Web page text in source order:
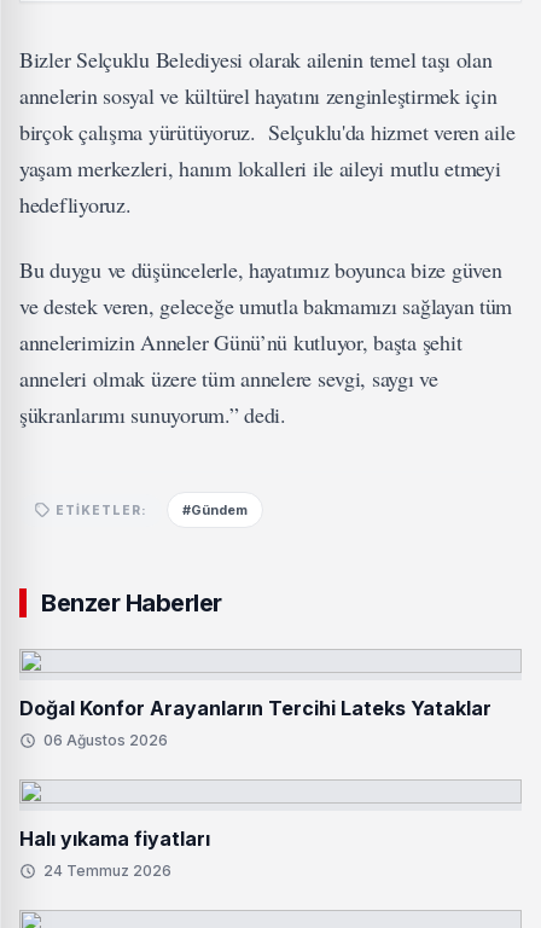
Bizler Selçuklu Belediyesi olarak ailenin temel taşı olan
annelerin sosyal ve kültürel hayatını zenginleştirmek için
birçok çalışma yürütüyoruz. Selçuklu'da hizmet veren aile
yaşam merkezleri, hanım lokalleri ile aileyi mutlu etmeyi
hedefliyoruz.
Bu duygu ve düşüncelerle, hayatımız boyunca bize güven
ve destek veren, geleceğe umutla bakmamızı sağlayan tüm
annelerimizin Anneler Günü’nü kutluyor, başta şehit
anneleri olmak üzere tüm annelere sevgi, saygı ve
şükranlarımı sunuyorum.” dedi.
ETIKETLER: #Gündem
Benzer Haberler
Doğal Konfor Arayanların Tercihi Lateks Yataklar
06 Ağustos 2026
Halı yıkama fiyatları
24 Temmuz 2026